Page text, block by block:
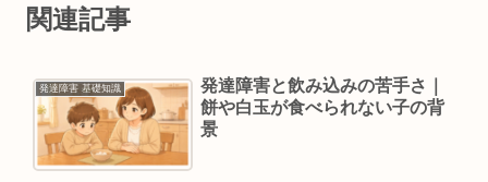
関連記事
発達障害 基礎知識
発達障害と飲み込みの苦手さ｜
餅や白玉が食べられない子の背
景